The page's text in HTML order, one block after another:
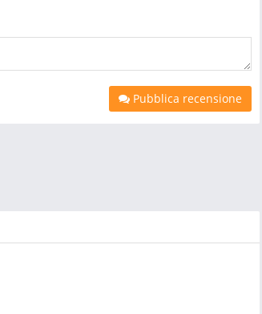
Pubblica recensione